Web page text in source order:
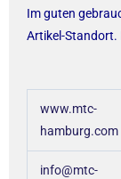
Im guten
Artikel-Standort.
www.mtc-
hamburg.com
info@mtc-